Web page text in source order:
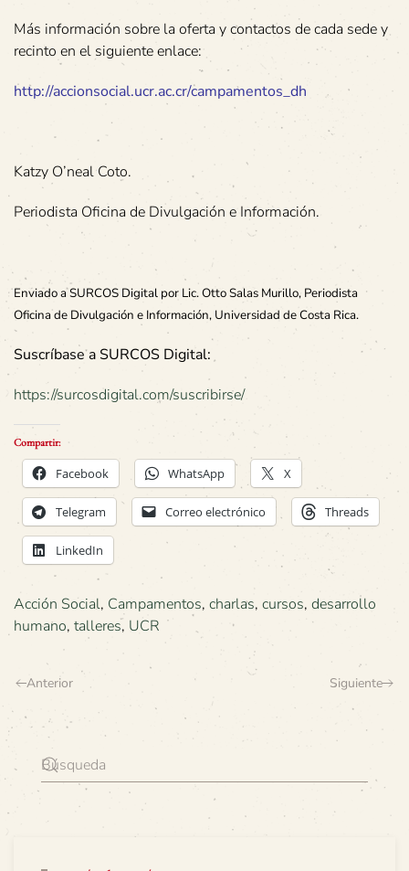
Más información sobre la oferta y contactos de cada sede y
recinto en el siguiente enlace:
http://accionsocial.ucr.ac.cr/campamentos_dh
Katzy O’neal Coto.
Periodista Oficina de Divulgación e Información.
Enviado a SURCOS Digital por Lic. Otto Salas Murillo, Periodista
Oficina de Divulgación e Información, Universidad de Costa Rica.
Suscríbase a SURCOS Digital:
https://surcosdigital.com/suscribirse/
Compartir:
Facebook WhatsApp X
Telegram Correo electrónico Threads
LinkedIn
Acción Social, Campamentos, charlas, cursos, desarrollo
humano, talleres, UCR
Anterior Siguiente